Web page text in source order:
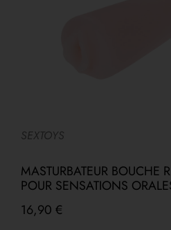
SEXTOYS
MASTURBATEUR BOUCHE
POUR SENSATIONS
16,90 €